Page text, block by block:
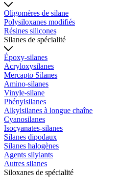
Oligomères de silane
Polysiloxanes modifiés
Résines silicones
Silanes de spécialité
Époxy-silanes
Acryloxysilanes
Mercapto Silanes
Amino-silanes
Vinyle-silane
Phénylsilanes
Alkylsilanes à longue chaîne
Cyanosilanes
Isocyanates-silanes
Silanes dipodaux
Silanes halogènes
Agents silylants
Autres silanes
Siloxanes de spécialité